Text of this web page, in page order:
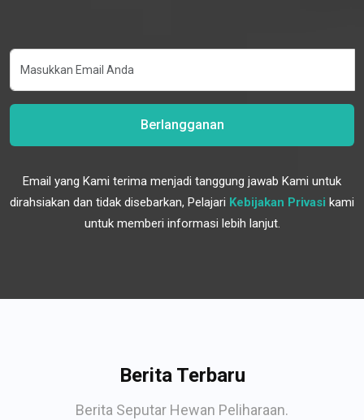
Berlangganan
Email yang Kami terima menjadi tanggung jawab Kami untuk
dirahsiakan dan tidak disebarkan, Pelajari Kebijakan Privasi kami
untuk memberi informasi lebih lanjut.
Berita Terbaru
Berita Seputar Hewan Peliharaan.